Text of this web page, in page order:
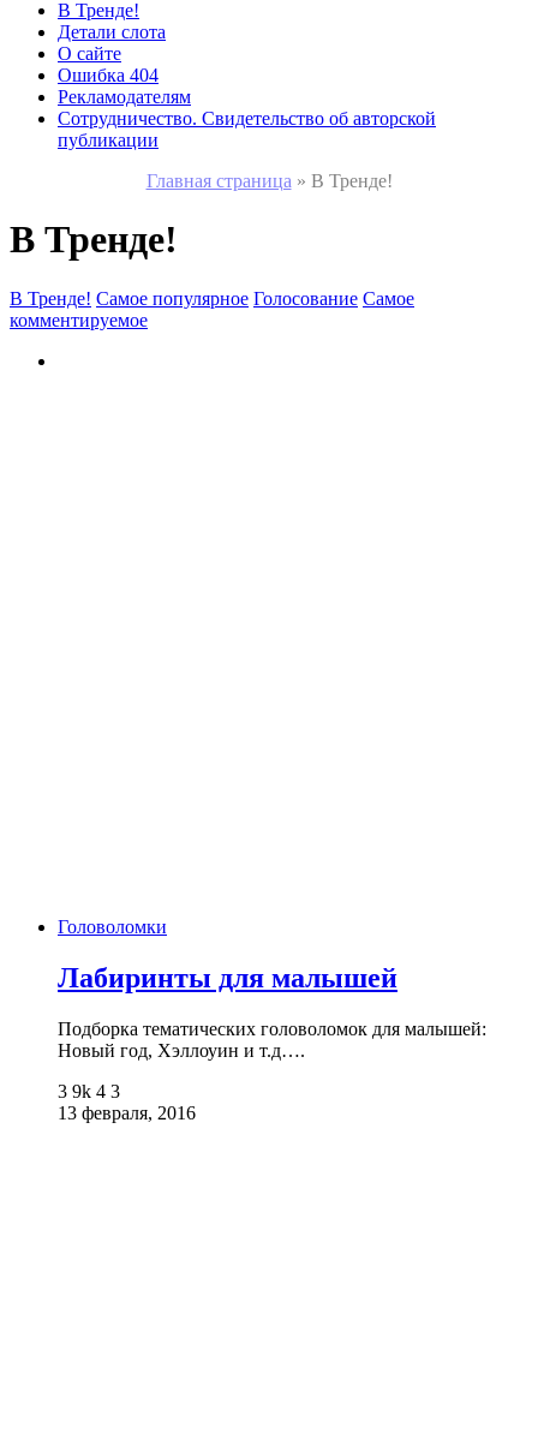
В Тренде!
Детали слота
О сайте
Ошибка 404
Рекламодателям
Сотрудничество. Свидетельство об авторской
публикации
Главная страница » В Тренде!
В Тренде!
В Тренде! Самое популярное Голосование Самое
комментируемое
Головоломки
Лабиринты для малышей
Подборка тематических головоломок для малышей:
Новый год, Хэллоуин и т.д….
3 9k 4 3
13 февраля, 2016